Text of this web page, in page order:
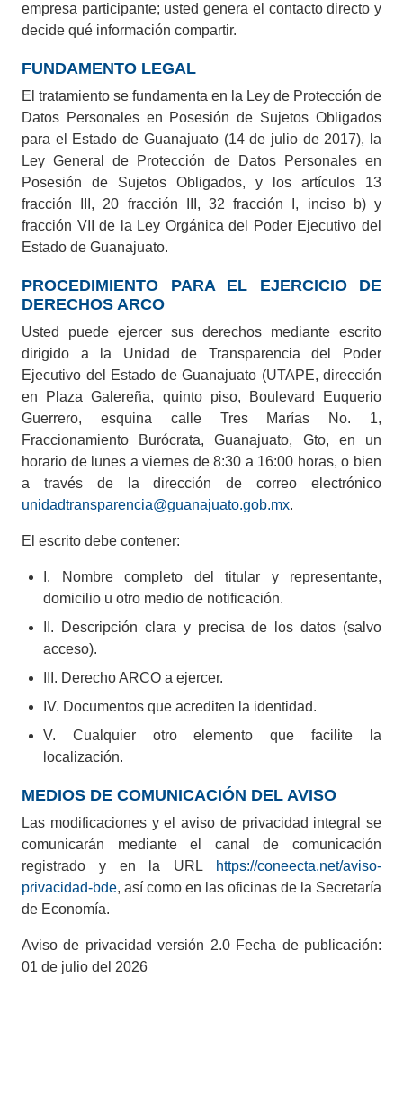
ATENCIÓN CIUDADANA
800 465 2486
800 465 2486
contacto@guanajuato.gob.mx
¿Existe algún problema con esta
NUESTRA SEDE
Paseo de la Presa 103, Centro, C.P.
empresa participante; usted genera el contacto directo y
decide qué información compartir.
FUNDAMENTO LEGAL
El tratamiento se fundamenta en la Ley de Protección de
Datos Personales en Posesión de Sujetos Obligados
para el Estado de Guanajuato (14 de julio de 2017), la
Ley General de Protección de Datos Personales en
Posesión de Sujetos Obligados, y los artículos 13
fracción III, 20 fracción III, 32 fracción I, inciso b) y
fracción VII de la Ley Orgánica del Poder Ejecutivo del
Estado de Guanajuato.
PROCEDIMIENTO PARA EL EJERCICIO DE
DERECHOS ARCO
Usted puede ejercer sus derechos mediante escrito
dirigido a la Unidad de Transparencia del Poder
Ejecutivo del Estado de Guanajuato (UTAPE, dirección
en Plaza Galereña, quinto piso, Boulevard Euquerio
Guerrero, esquina calle Tres Marías No. 1,
Fraccionamiento Burócrata, Guanajuato, Gto, en un
horario de lunes a viernes de 8:30 a 16:00 horas, o bien
a través de la dirección de correo electrónico
unidadtransparencia@guanajuato.gob.mx.
El escrito debe contener:
I. Nombre completo del titular y representante,
domicilio u otro medio de notificación.
II. Descripción clara y precisa de los datos (salvo
acceso).
III. Derecho ARCO a ejercer.
IV. Documentos que acrediten la identidad.
V. Cualquier otro elemento que facilite la
localización.
MEDIOS DE COMUNICACIÓN DEL AVISO
Las modificaciones y el aviso de privacidad integral se
comunicarán mediante el canal de comunicación
registrado y en la URL
https://coneecta.net/aviso-
privacidad-bde, así como en las oficinas de la Secretaría
de Economía.
Aviso de privacidad versión 2.0 Fecha de publicación:
01 de julio del 2026